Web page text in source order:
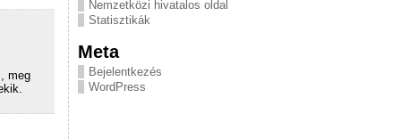
meg
Nemzetközi hivatalos oldal
Statisztikák
Meta
Bejelentkezés
WordPress